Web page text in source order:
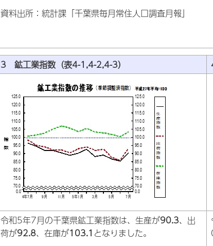
資料出所：統計課「千葉県毎月常住人口調査月報」
3 鉱工業指数（表4-1,4-2,4-3）
令和5年7月の千葉県鉱工業指数は、生産が90.3、出
荷が92.8、在庫が103.1 となりました。